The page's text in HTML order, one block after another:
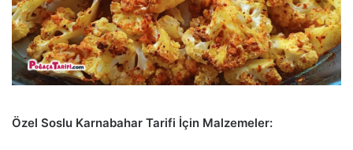
Özel Soslu Karnabahar Tarifi İçin Malzemeler: